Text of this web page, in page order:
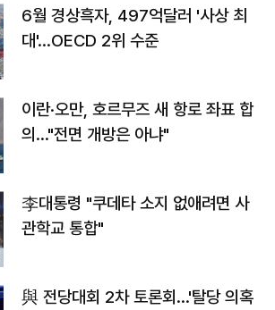
6월 경상흑자, 497억달러 '사상 최
대'…OECD 2위 수준
이란·오만, 호르무즈 새 항로 좌표 합
의…"전면 개방은 아냐"
李대통령 "쿠데타 소지 없애려면 사
관학교 통합"
與 전당대회 2차 토론회…'탈당 의혹